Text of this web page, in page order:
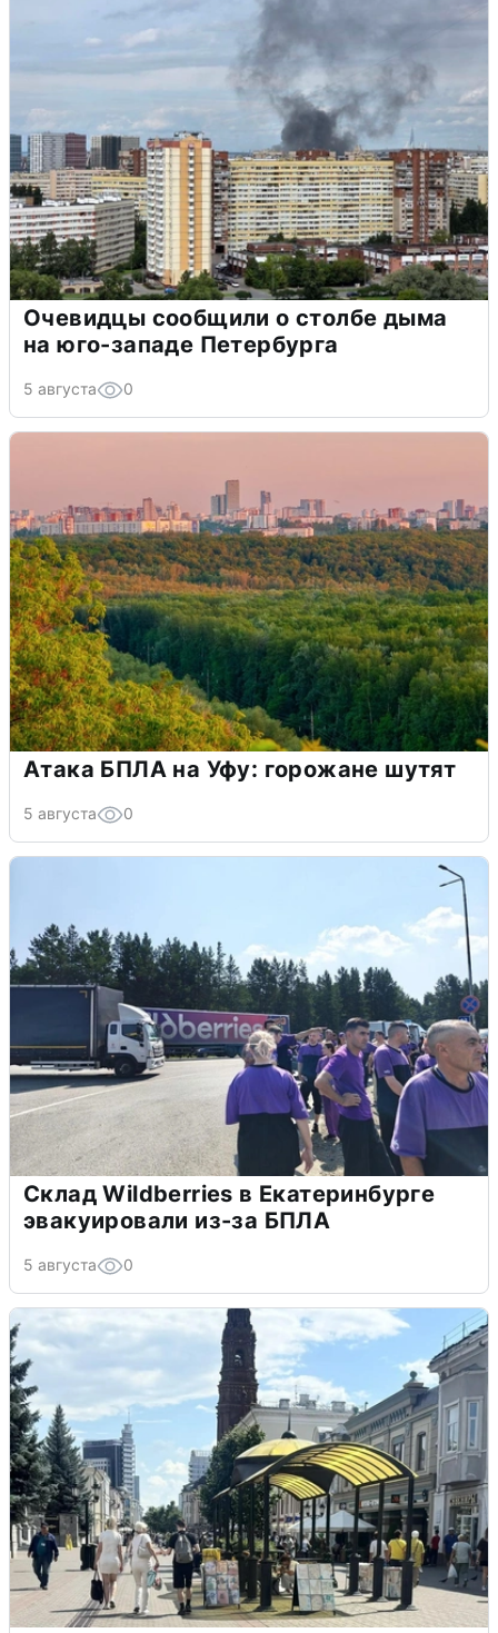
Очевидцы сообщили о столбе дыма
на юго-западе Петербурга
5 августа 0
Атака БПЛА на Уфу: горожане шутят
5 августа 0
Склад Wildberries в Екатеринбурге
эвакуировали из-за БПЛА
5 августа 0